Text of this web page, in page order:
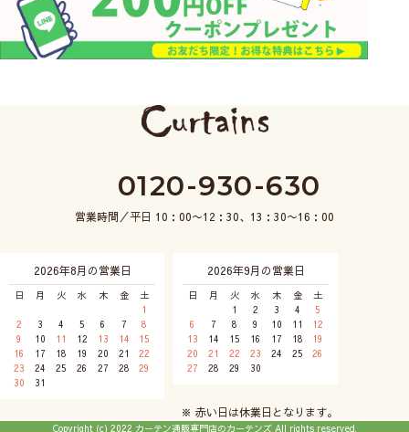
0120-930-630
営業時間／平日 10：00〜12：30、13：30〜16：00
2026年8月の営業日
日 月 火 水 木 金
土
1
2
3 4 5 6 7
8
9
10 11 12 13 14
15
16
17 18 19 20 21
22
23
24 25 26 27 28
29
30
31
2026年9月の営業日
日 月 火 水 木 金
土
1
2 3 4
5
6
7 8 9 10 11
12
13
14 15 16 17 18
19
20
21 22 23 24 25
26
27
28 29 30
※ 赤い日は休業日となります。
Copyright (c) 2022 カーテン通販専門店のカーテンズ All rights reserved.